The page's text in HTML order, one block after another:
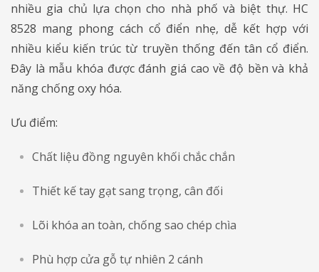
nhiều gia chủ lựa chọn cho nhà phố và biệt thự. HC
8528 mang phong cách cổ điển nhẹ, dễ kết hợp với
nhiều kiểu kiến trúc từ truyền thống đến tân cổ điển.
Đây là mẫu khóa được đánh giá cao về độ bền và khả
năng chống oxy hóa.
Ưu điểm:
Chất liệu đồng nguyên khối chắc chắn
Thiết kế tay gạt sang trọng, cân đối
Lõi khóa an toàn, chống sao chép chìa
Phù hợp cửa gỗ tự nhiên 2 cánh